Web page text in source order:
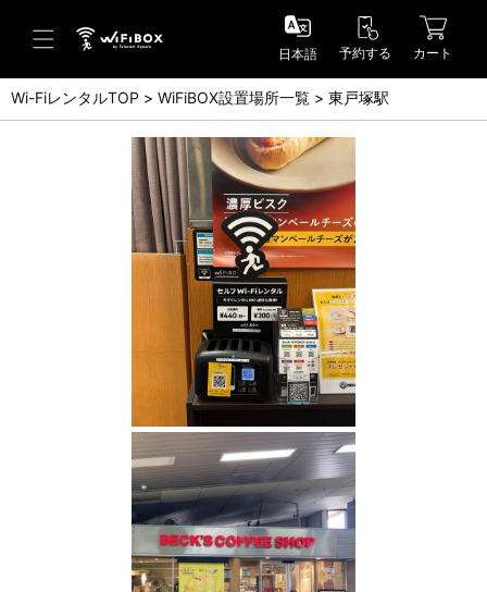
ヘルプ／お問い合わせ
ヘルプセンター(FAQ)(日本語)
Help Center(FAQ)(English)
お問い合わせ(日本語)
日本語 予約する カート
Wi-FiレンタルTOP WiFiBOX設置場所一覧 東戸塚駅